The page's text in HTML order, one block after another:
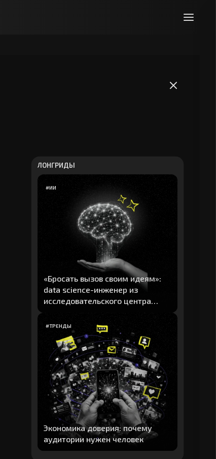
ЛОНГРИДЫ
#ИИ
«Бросать вызов своим идеям»:
data science-инженер из
исследовательского центра
навыках в 2026 г.
#ТРЕНДЫ
Экономика доверия: почему
аудитории нужен человек